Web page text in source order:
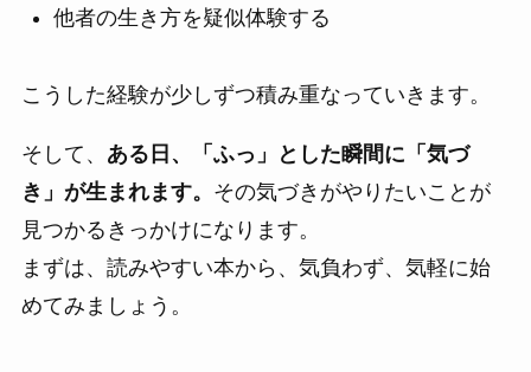
他者の生き方を疑似体験する
こうした経験が少しずつ積み重なっていきます。
そして、 ある日、「ふっ」とした瞬間に「気づ
き」が生まれます。 その気づきがやりたいことが
見つかるきっかけになります。
まずは、読みやすい本から、気負わず、気軽に始
めてみましょう。